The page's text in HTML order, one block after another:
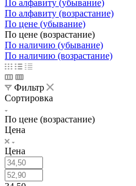
По алфавиту (убывание)
По алфавиту (возрастание)
По цене (убывание)
По цене (возрастание)
По наличию (убывание)
По наличию (возрастание)
Фильтр
Сортировка
По цене (возрастание)
Цена
Цена